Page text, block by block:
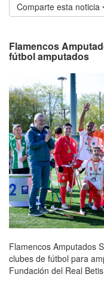
Comparte esta noticia
Flamencos
fútbol amputados
Flamencos Amputados
clubes de fútbol para
Fundación del Real